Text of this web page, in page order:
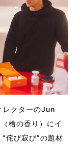
レクターのJun
檜の香り）にイ
侘び寂び”の題材